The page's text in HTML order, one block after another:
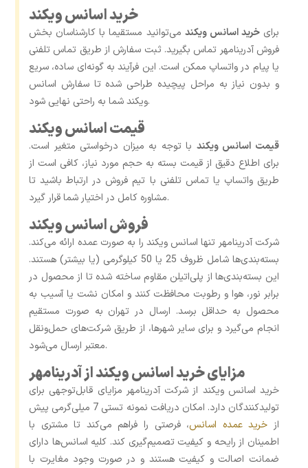
خرید اسانس ویکند
برایخرید اسانس ویکند می‌توانید مستقیما با کارشناسان بخش
فروش آدرینامهر تماس بگیرید. ثبت سفارش از طریق تماس تلفنی
یا پیام در واتساپ ممکن است. این فرآیند به‌ گونه‌ای ساده، سریع
و بدون نیاز به مراحل پیچیده طراحی شده تا سفارش اسانس
ویکند شما به ‌راحتی نهایی شود.
قیمت اسانس ویکند
قیمت اسانس ویکند با توجه به میزان درخواستی متغیر است.
برای اطلاع دقیق از قیمت بسته به حجم مورد نیاز، کافی است از
طریق واتساپ یا تماس تلفنی با تیم فروش در ارتباط باشید تا
مشاوره کامل در اختیار شما قرار گیرد.
فروش اسانس ویکند
شرکت آدرینامهر تنها اسانس ویکند را به‌ صورت عمده ارائه می‌کند.
بسته‌بندی‌ها شامل ظروف 25 یا 50 کیلوگرمی (یا بیشتر) هستند.
این بسته‌بندی‌ها از پلی‌اتیلن مقاوم ساخته شده تا از محصول در
برابر نور، هوا و رطوبت محافظت کنند و امکان نشت یا آسیب به
محصول به حداقل برسد. ارسال در تهران به‌ صورت مستقیم
انجام می‌گیرد و برای سایر شهرها، از طریق شرکت‌های حمل‌ونقل
معتبر ارسال می‌شود.
مزایای خرید اسانس ویکند از آدرینامهر
خرید اسانس ویکند از شرکت آدرینامهر مزایای قابل‌توجهی برای
تولیدکنندگان دارد. امکان دریافت نمونه تستی 7 میلی‌گرمی پیش
از خرید عمده اسانس، فرصتی را فراهم می‌کند تا مشتری با
اطمینان از رایحه و کیفیت تصمیم‌گیری کند. کلیه اسانس‌ها دارای
ضمانت اصالت و کیفیت هستند و در صورت وجود مغایرت با